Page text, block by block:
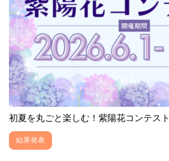
初夏を丸ごと楽しむ！紫陽花コンテスト
結果発表